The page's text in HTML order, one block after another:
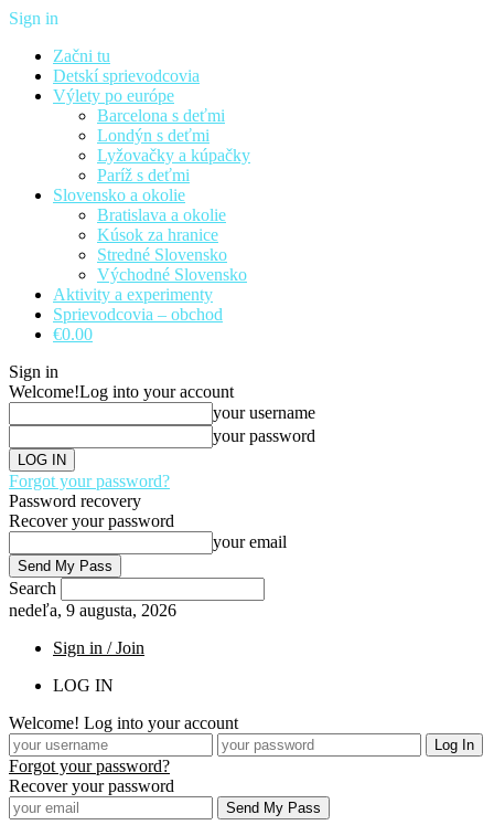
Sign in
Začni tu
Detskí sprievodcovia
Výlety po európe
Barcelona s deťmi
Londýn s deťmi
Lyžovačky a kúpačky
Paríž s deťmi
Slovensko a okolie
Bratislava a okolie
Kúsok za hranice
Stredné Slovensko
Východné Slovensko
Aktivity a experimenty
Sprievodcovia – obchod
€0.00
Sign in
Welcome!Log into your account
your username
your password
Forgot your password?
Password recovery
Recover your password
your email
Search
nedeľa, 9 augusta, 2026
Sign in / Join
LOG IN
Welcome! Log into your account
Forgot your password?
Recover your password